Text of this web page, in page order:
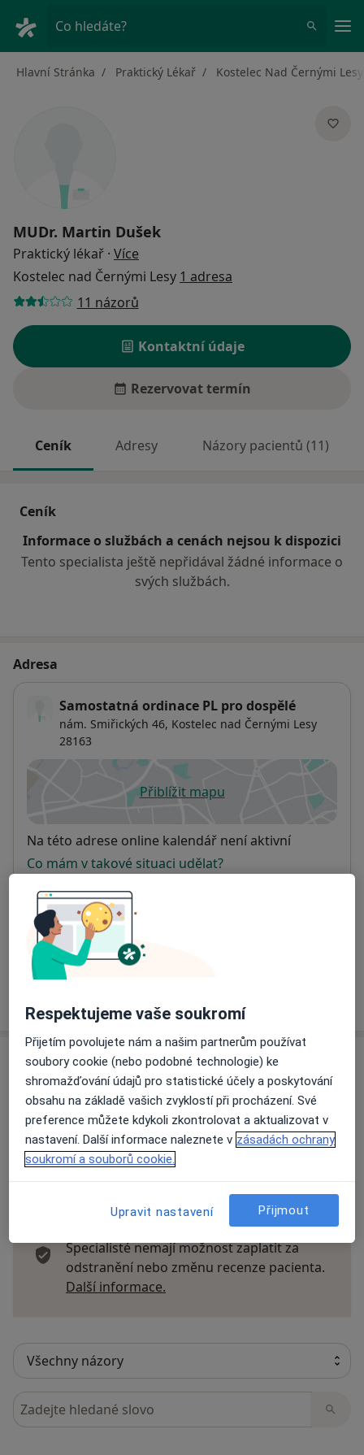
Co hledáte?
Hlavní Stránka Praktický Lékař Kostelec Nad Černými Lesy
MUDr. Martin Dušek
Praktický lékař · Více
Kostelec nad Černými Lesy 1 adresa
11 názorů
Kontaktní údaje
Rezervovat termín
Ceník Adresy Názory pacientů (11)
Ceník
Informace o službách a cenách nejsou k dispozici
Tento specialista ještě nepřidával žádné informace o
svých službách.
Adresa
Samostatná ordinace PL pro dospělé
nám. Smiřických 46, Kostelec nad Černými Lesy
28163
Přiblížit mapuse otevře v nové záložce
Dostupnost
Na této adrese online kalendář není aktivní
Co mám v takové situaci udělat?
Způsoby platby (soukromé návštěvy)
Na teto adrese lékař přijímá pacienty na pojišťovnu
Detaily
o adrese
Názory
Přidejte svůj názor
Recenze pacientů jsou pro nás důležité.
Specialisté nemají možnost zaplatit za
odstranění nebo změnu recenze pacienta.
Další informace.
Hledejte v názorech
Respektujeme vaše soukromí
Přijetím povolujete nám a našim partnerům používat
soubory cookie (nebo podobné technologie) ke
shromažďování údajů pro statistické účely a poskytování
obsahu na základě vašich zvyklostí při procházení. Své
preference můžete kdykoli zkontrolovat a aktualizovat v
nastavení. Další informace naleznete v zásadách ochrany
soukromí a souborů cookie.
Upravit nastavení Přijmout